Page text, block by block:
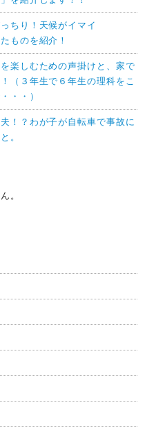
ちり！天候がイマイ
ものを紹介！
楽しむための声掛けと、家で
（３年生で６年生の理科をこ
・・）
！？わが子が自転車で事故に
。
。